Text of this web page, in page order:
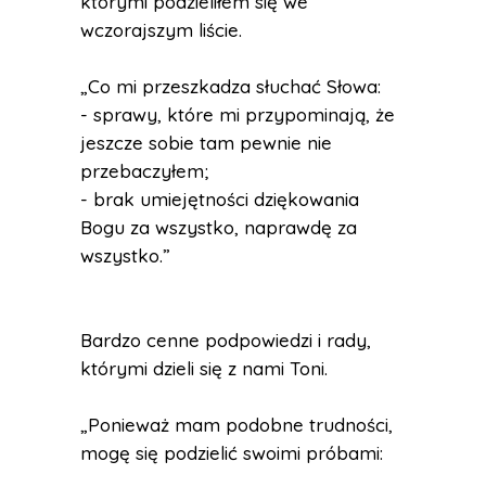
wczorajszym liście.
„Co mi przeszkadza słuchać Słowa:
- sprawy, które mi przypominają, że
jeszcze sobie tam pewnie nie
przebaczyłem;
- brak umiejętności dziękowania
Bogu za wszystko, naprawdę za
wszystko.”
Bardzo cenne podpowiedzi i rady,
którymi dzieli się z nami Toni.
„Ponieważ mam podobne trudności,
mogę się podzielić swoimi próbami: